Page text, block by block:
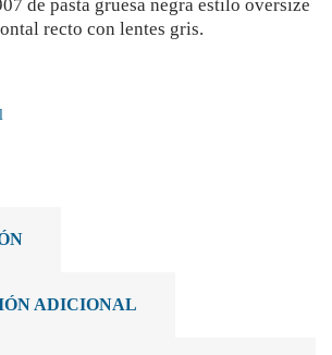
de pasta gruesa negra estilo oversize
recto con lentes gris.
ADICIONAL